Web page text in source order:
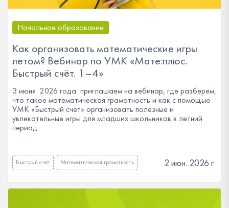
Начальное образование
Как организовать математические игры
летом? Вебинар по УМК «Мате:плюс.
Быстрый счёт. 1–4»
3 июня 2026 года приглашаем на вебинар, где разберем,
что такое математическая грамотность и как с помощью
УМК «Быстрый счёт» организовать полезные и
увлекательные игры для младших школьников в летний
период.
Быстрый счёт Математическая грамотность 2 июн. 2026 г.